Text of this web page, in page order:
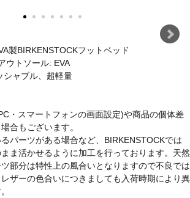
製BIRKENSTOCKフットベッド
ウトソール: EVA
シャブル、超軽量
・スマートフォンの画面設定)や商品の個体差
合もございます。
パーツがある場合など、BIRKENSTOCKでは
ま活かせるように加工を行っております。天然
部分は特性上の風合いとなりますので不良では
ザーの色合いにつきましても入荷時期により異